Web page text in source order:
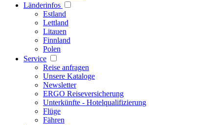
Länderinfos
Estland
Lettland
Litauen
Finnland
Polen
Service
Reise anfragen
Unsere Kataloge
Newsletter
ERGO Reiseversicherung
Unterkünfte - Hotelqualifizierung
Flüge
Fähren